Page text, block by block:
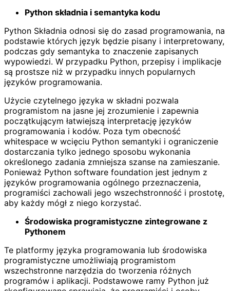
Python składnia i semantyka kodu
Python Składnia odnosi się do zasad programowania, na
podstawie których język będzie pisany i interpretowany,
podczas gdy semantyka to znaczenie zapisanych
wypowiedzi. W przypadku Python, przepisy i implikacje
są prostsze niż w przypadku innych popularnych
języków programowania.
Użycie czytelnego języka w składni pozwala
programistom na jasne jej zrozumienie i zapewnia
początkującym łatwiejszą interpretację języków
programowania i kodów. Poza tym obecność
whitespace w wcięciu Python semantyki i ograniczenie
dostarczania tylko jednego sposobu wykonania
określonego zadania zmniejsza szanse na zamieszanie.
Ponieważ Python software foundation jest jednym z
języków programowania ogólnego przeznaczenia,
programiści zachowali jego wszechstronność i prostotę,
aby każdy mógł z niego korzystać.
Środowiska programistyczne zintegrowane z
Pythonem
Te platformy języka programowania lub środowiska
programistyczne umożliwiają programistom
wszechstronne narzędzia do tworzenia różnych
programów i aplikacji. Podstawowe ramy Python już